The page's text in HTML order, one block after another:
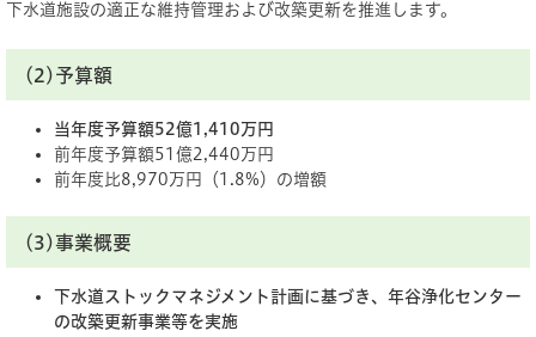
下水道施設の適正な維持管理および改築更新を推進します。
(2)予算額
当年度予算額52億1,410万円
前年度予算額51億2,440万円
前年度比8,970万円（1.8%）の増額
(3)事業概要
下水道ストックマネジメント計画に基づき、年谷浄化センター
の改築更新事業等を実施